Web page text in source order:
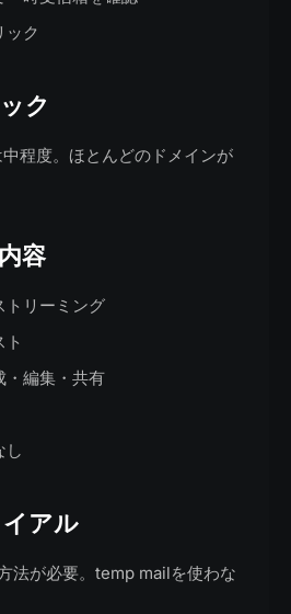
ック
ク
程度。ほとんどのドメインが
容
トリーミング
ト
・編集・共有
し
アル
法が必要。temp mailを使わな